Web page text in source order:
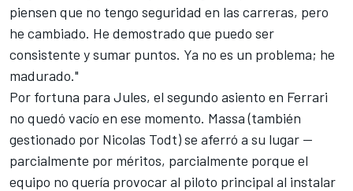
piensen que no tengo seguridad en las carreras, pero
he cambiado. He demostrado que puedo ser
consistente y sumar puntos. Ya no es un problema; he
madurado."
Por fortuna para Jules, el segundo asiento en Ferrari
no quedó vacío en ese momento. Massa (también
gestionado por Nicolas Todt) se aferró a su lugar —
parcialmente por méritos, parcialmente porque el
equipo no quería provocar al piloto principal al instalar